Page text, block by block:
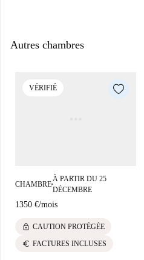
Autres chambres
VÉRIFIÉ
CHAMBRE■
À PARTIR DU 25
DÉCEMBRE
1350 €/mois
lock CAUTION PROTÉGÉE
euro FACTURES INCLUSES